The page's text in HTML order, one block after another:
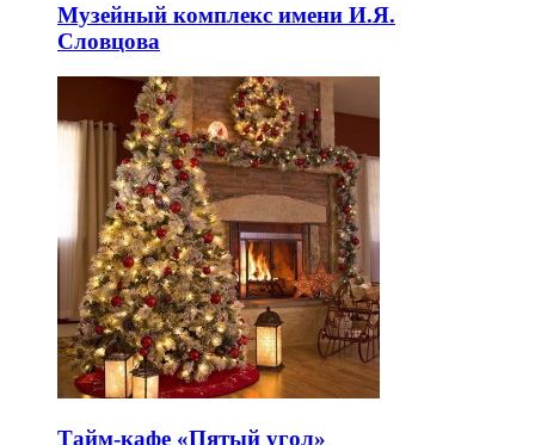
Музейный комплекс имени И.Я.
Словцова
Тайм-кафе «Пятый угол»